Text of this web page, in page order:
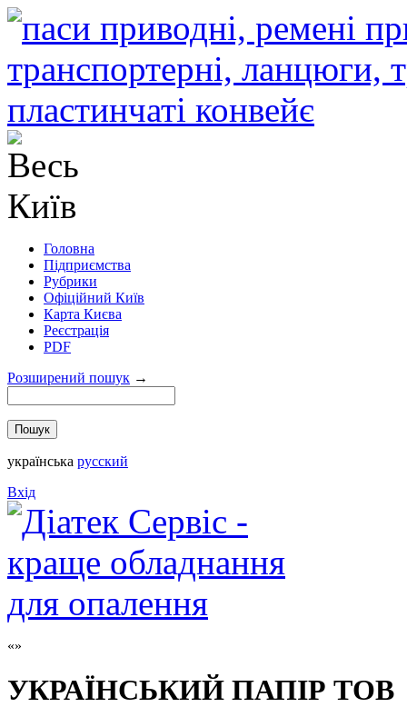
Головна
Підприємства
Рубрики
Офіційний Київ
Карта Києва
Реєстрація
PDF
Розширений пошук →
українська русский
Вхід
УКРАЇНСЬКИЙ ПАПІР ТОВ